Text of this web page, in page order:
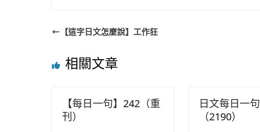
【這字日文怎麼說】工作狂
相關文章
【每日一句】242（重
刊）
日文每日一句
（2190）